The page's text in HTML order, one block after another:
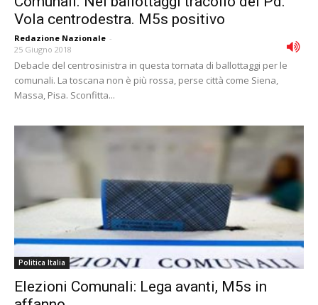
Vola centrodestra. M5s positivo
Redazione Nazionale -
25 Giugno 2018
Debacle del centrosinistra in questa tornata di ballottaggi per le
comunali. La toscana non è più rossa, perse città come Siena,
Massa, Pisa. Sconfitta...
Politica Italia
Elezioni Comunali: Lega avanti, M5s in